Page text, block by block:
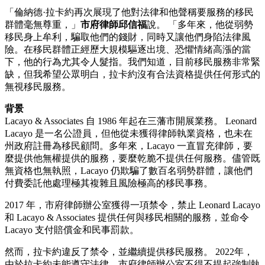
「倫納德·拉卡約再次展現了他對法律和他聲稱要服務的移民
群體毫無尊重，」 市府律師邱信福說。 「多年來，他從弱勢
移民身上牟利，騙取他們的錢財，同時又讓他們身陷法律風
險。在移民群體正經歷大規模驅逐出境、恐懼情緒高漲的當
下，他的行為尤其令人髮指。我們知道，目前移民服務非常緊
缺，但我希望公眾明白，拉卡約沒有合法資格提供任何形式的
無視移民服務。
背景
Lacayo & Associates 自 1986 年起在三藩市開展業務。 Leonard
Lacayo 是一名公證員，但他從未獲得律師執業資格，也未在
州政府註冊為移民顧問。多年來，Lacayo 一直冒充律師，要
麼提供他無權提供的服務，要麼乾脆不提供任何服務。儘管既
無資格也無執照，Lacayo 仍欺騙了數百名弱勢群體，讓他們
付費委託他處理極其複雜且風險極高的移民事務。
2017 年，市府律師辦公室獲得一項禁令，禁止 Leonard Lacayo
和 Lacayo & Associates 提供任何與移民相關的服務，並命令
Lacayo 支付賠償金和民事罰款。
然而，拉卡約違反了禁令，並繼續提供移民服務。 2022年，